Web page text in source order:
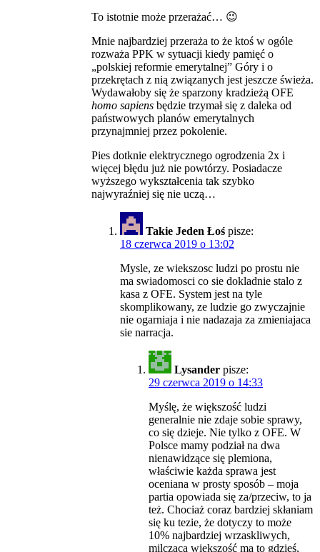
To istotnie może przerażać… 😉
Mnie najbardziej przeraża to że ktoś w ogóle
rozważa PPK w sytuacji kiedy pamięć o
„polskiej reformie emerytalnej” Góry i o
przekrętach z nią związanych jest jeszcze świeża.
Wydawałoby się że sparzony kradzieżą OFE
homo sapiens będzie trzymał się z daleka od
państwowych planów emerytalnych
przynajmniej przez pokolenie.
Pies dotknie elektrycznego ogrodzenia 2x i
więcej błędu już nie powtórzy. Posiadacze
wyższego wykształcenia tak szybko
najwyraźniej się nie uczą…
Takie Jeden Łoś pisze:
18 czerwca 2019 o 13:02
Mysle, ze wiekszosc ludzi po prostu nie
ma swiadomosci co sie dokladnie stalo z
kasa z OFE. System jest na tyle
skomplikowany, ze ludzie go zwyczajnie
nie ogarniaja i nie nadazaja za zmieniajaca
sie narracja.
Lysander pisze:
29 czerwca 2019 o 14:33
Myślę, że większość ludzi
generalnie nie zdaje sobie sprawy,
co się dzieje. Nie tylko z OFE. W
Polsce mamy podział na dwa
nienawidzące się plemiona,
właściwie każda sprawa jest
oceniana w prosty sposób – moja
partia opowiada się za/przeciw, to ja
też. Chociaż coraz bardziej skłaniam
się ku tezie, że dotyczy to może
10% najbardziej wrzaskliwych,
milcząca większość ma to gdzieś,